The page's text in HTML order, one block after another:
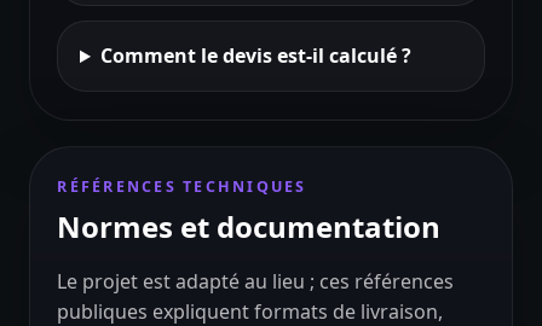
Comment le devis est-il calculé ?
RÉFÉRENCES TECHNIQUES
Normes et documentation
Le projet est adapté au lieu ; ces références
publiques expliquent formats de livraison,